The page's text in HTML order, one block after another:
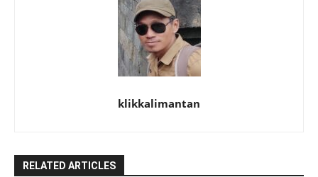
klikkalimantan
RELATED ARTICLES